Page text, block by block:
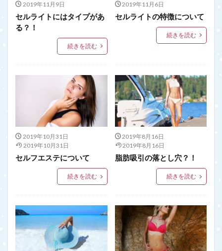
2019年11月9日
セルライトにはタイプがあ
る？！
続きを読む
2019年11月6日
セルライトの特徴について
続きを読む
2019年10月31日
2019年10月31日
セルフエステについて
続きを読む
2019年8月16日
2019年8月16日
脂肪吸引の落とし穴？！
続きを読む